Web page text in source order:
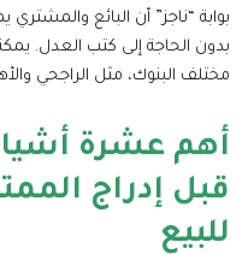
بوابة “ناجز” أن البائع والمشتري
بدون الحاجة إلى كتب العدل.
مختلف البنوك، مثل الراجحي
أهم عشرة
قبل إدراج
للبيع